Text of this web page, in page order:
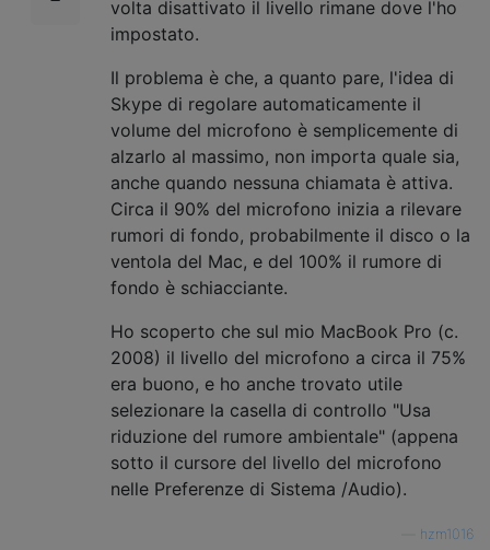
volta disattivato il livello rimane dove l'ho
impostato.
Il problema è che, a quanto pare, l'idea di
Skype di regolare automaticamente il
volume del microfono è semplicemente di
alzarlo al massimo, non importa quale sia,
anche quando nessuna chiamata è attiva.
Circa il 90% del microfono inizia a rilevare
rumori di fondo, probabilmente il disco o la
ventola del Mac, e del 100% il rumore di
fondo è schiacciante.
Ho scoperto che sul mio MacBook Pro (c.
2008) il livello del microfono a circa il 75%
era buono, e ho anche trovato utile
selezionare la casella di controllo "Usa
riduzione del rumore ambientale" (appena
sotto il cursore del livello del microfono
nelle Preferenze di Sistema /Audio).
hzm1016